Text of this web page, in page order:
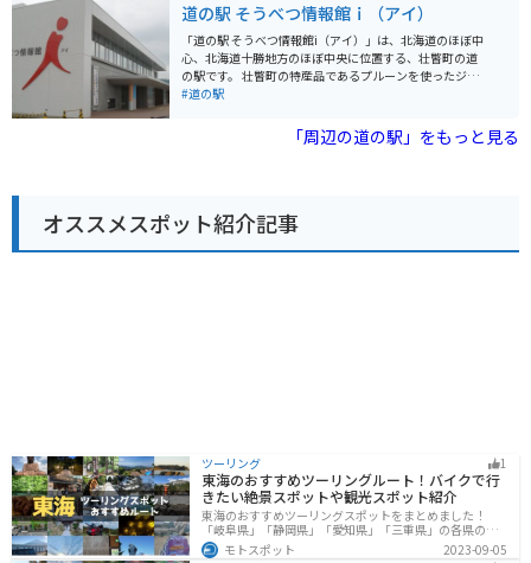
ったレストランもあります。 特に、洞爺湖産わかさぎを
使った料理がおすすめです。 バイクで訪れる場合、駐車
場も広く停めやすいので安心です。 周辺の道路は走りや
すく、ツーリングにもおすすめです。 【おすすめポイン
ト】 ・羊蹄山と洞爺湖の絶景 ・新鮮な農産物 ・洞爺湖
道の駅 そうべつ情報館ｉ（アイ）
「道の駅 そうべつ情報館i（アイ）」は、北海道のほぼ中
心、北海道十勝地方のほぼ中央に位置する、壮瞥町の道
の駅です。 壮瞥町の特産品であるプルーンを使ったジュ
ースやワイン、ジャムなどを販売しており、お土産に最
菜や果物を購入することができます。 レストランでは、
地元食材を使った料理を楽しむことができます。おすす
とができます。 バイクで訪れる場合、駐車場も広く、休
憩場所として最適です。道の駅周辺には、洞爺湖や有珠
山など観光スポットも多いので、ツーリングの拠点とし
#道の駅
「周辺の道の駅」をもっと見る
オススメスポット紹介記事
ツーリング 1
東海のおすすめツーリングルート！バイクで行
きたい絶景スポットや観光スポット紹介
東海のおすすめツーリングスポットをまとめました！
「岐阜県」「静岡県」「愛知県」「三重県」の各県の観
光地紹介します。自然豊かな山々や湖、温泉地が点在
し、四季折々の景色を楽しめるスポットが多数ありま
モトスポット
2023-09-05